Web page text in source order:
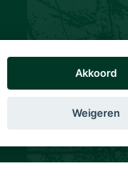
Akkoord
Weigeren